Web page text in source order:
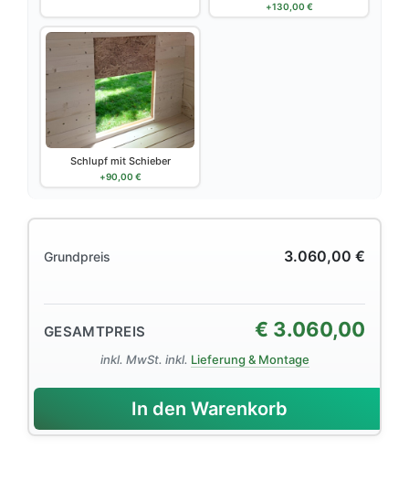
+130,00 €
Schlupf mit Schieber
+90,00 €
Grundpreis 3.060,00 €
GESAMTPREIS € 3.060,00
inkl. MwSt. inkl. Lieferung & Montage
In den Warenkorb